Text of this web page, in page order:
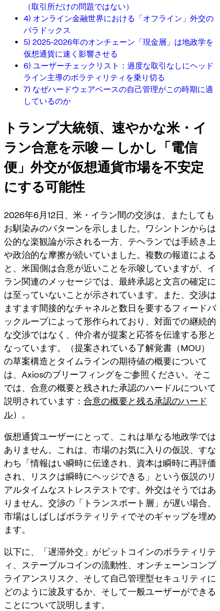
（取引所だけの問題ではない）
4) オンライン金融世界における「オフライン」外交の
パラドックス
5) 2025-2026年のオンチェーン「現金層」は地政学を
仮想通貨に速く影響させる
6) ユーザーチェックリスト：過度な取引なしにヘッド
ライン主導のボラティリティを乗り切る
7) なぜハードウェアベースの自己管理がこの時期に適
しているのか
トランプ大統領、速やかな米・イ
ラン合意を示唆 — しかし「電信
便」外交が仮想通貨市場を不安定
にする可能性
2026年6月12日、米・イラン間の交渉は、またしても
お馴染みのパターンを示しました。 ワシントンからは
公的な楽観論が示される一方、テヘランでは手続き上
や政治的な摩擦が続いていました。複数の報道による
と、米国側は合意が近いことを示唆していますが、イ
ラン関連のメッセージでは、 最終承認と文言の確定に
は至っていないことが示されています。また、交渉は
ますます間接的なチャネルと数日を要するフィードバ
ックループによって形作られており、対面での継続的
な交渉ではなく、仲介者が提案と応答を伝達する形と
なっています。（提案されている了解覚書（MOU）
の草案構造とタイムラインの期待値の概要について
は、Axiosのブリーフィングをご参照ください。そこ
では、合意の概要と残された承認のハードルについて
説明されています： 合意の概要と残る承認のハード
ル）。
仮想通貨ユーザーにとって、これは単なる地政学では
ありません。これは、市場のお気に入りの仮説、すな
わち「情報はい瞬時に伝達され、資本は瞬時に再評価
され、リスクは瞬時にヘッジできる」という仮説のリ
アルタイムなストレステストです。 外交はそうではあ
りません。交渉の「トランスポート層」が遅い場合、
市場はしばしばボラティリティでそのギャップを埋め
ます。
以下に、「遅滞外交」がビットコインのボラティリテ
ィ 、 ステーブルコインの流動性、 オンチェーンコンプ
ライアンスリスク 、そして自己管理型セキュリティに
どのように波及するか、そして一般ユーザーができる
ことについて説明します。